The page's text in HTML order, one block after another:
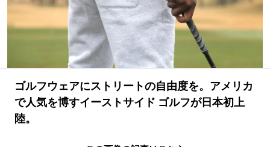
#路地裏てぃーん。 #MONTHLY JOURNAL
#GH 銘品の所以 #フイナムのYouTube
#Commune H #FOCUS IT #AH.H
#ととけん #FASHION #MUSIC #MOVIE
#LIFESTYLE #SNEAKER #OUTDOOR
#SPORTS #HANDSOME HANDBOOK
ゴルフウェアにストリートの自由度を。アメリカ
で人気を博すイーストサイド ゴルフが日本初上
陸。